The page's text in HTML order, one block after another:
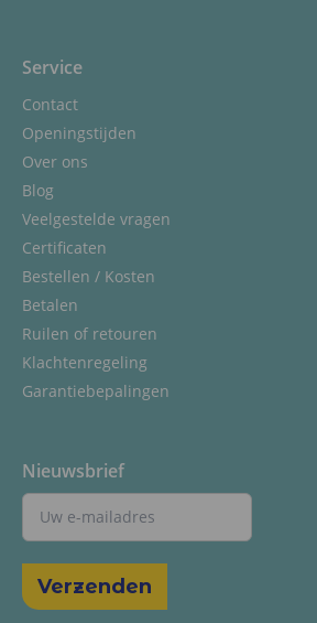
Service
Contact
Openingstijden
Over ons
Blog
Veelgestelde vragen
Certificaten
Bestellen / Kosten
Betalen
Ruilen of retouren
Klachtenregeling
Garantiebepalingen
Nieuwsbrief